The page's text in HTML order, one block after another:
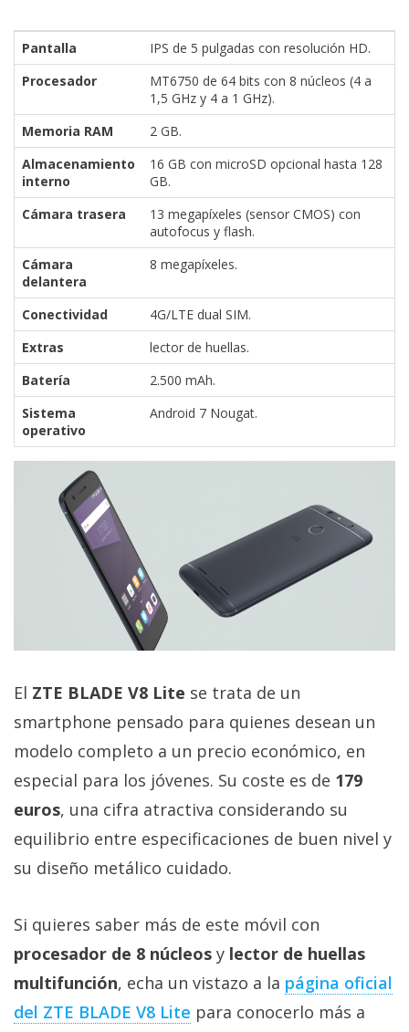
Pantalla
IPS de 5 pulgadas con resolución HD.
Procesador
MT6750 de 64 bits con 8 núcleos (4 a
1,5 GHz y 4 a 1 GHz).
Memoria RAM
2 GB.
Almacenamiento
interno
16 GB con microSD opcional hasta 128
GB.
Cámara trasera
13 megapíxeles (sensor CMOS) con
autofocus y flash.
Cámara
delantera
8 megapíxeles.
Conectividad
4G/LTE dual SIM.
Extras
lector de huellas.
Batería
2.500 mAh.
Sistema
operativo
Android 7 Nougat.
El ZTE BLADE V8 Lite se trata de un
smartphone pensado para quienes desean un
modelo completo a un precio económico, en
especial para los jóvenes. Su coste es de 179
euros, una cifra atractiva considerando su
equilibrio entre especificaciones de buen nivel y
su diseño metálico cuidado.
Si quieres saber más de este móvil con
procesador de 8 núcleos y lector de huellas
multifunción, echa un vistazo a la página oficial
del ZTE BLADE V8 Lite para conocerlo más a